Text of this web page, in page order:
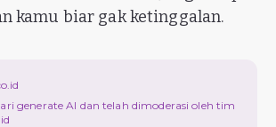
kamu biar gak ketinggalan.
generate AI dan telah dimoderasi oleh tim